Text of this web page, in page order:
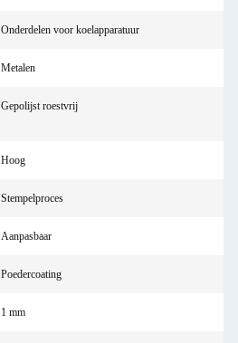
Onderdelen voor koelapparatuur
Metalen
Gepolijst roestvrij
Hoog
Stempelproces
Aanpasbaar
Poedercoating
1 mm